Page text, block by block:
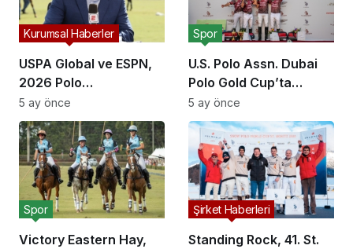
USPA Global ve ESPN,
2026 Polo
Şampiyonaları İçin
Yayın Ortaklığını
Genişletti
Kurumsal Haberler
5 ay önce
U.S. Polo Assn. Dubai
Polo Gold Cup’ta
Üçüncü Kez Sahne
Aldı: Neden Önemli?
Spor
5 ay önce
Victory Eastern Hay,
Spor
Standing Rock, 41. St.
Şirket Haberleri